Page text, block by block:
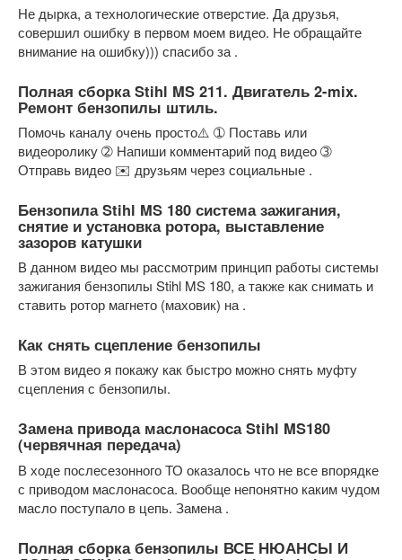
Не дырка, а технологические отверстие. Да друзья,
совершил ошибку в первом моем видео. Не обращайте
внимание на ошибку))) спасибо за .
Полная сборка Stihl MS 211. Двигатель 2-mix.
Ремонт бензопилы штиль.
Помочь каналу очень просто⚠️ ➀ Поставь или
видеоролику ➁ Напиши комментарий под видео ➂
Отправь видео ✉️ друзьям через социальные .
Бензопила Stihl MS 180 система зажигания,
снятие и установка ротора, выставление
зазоров катушки
В данном видео мы рассмотрим принцип работы системы
зажигания бензопилы Stihl MS 180, а также как снимать и
ставить ротор магнето (маховик) на .
Как снять сцепление бензопилы
В этом видео я покажу как быстро можно снять муфту
сцепления с бензопилы.
Замена привода маслонасоса Stihl MS180
(червячная передача)
В ходе послесезонного ТО оказалось что не все впорядке
с приводом маслонасоса. Вообще непонятно каким чудом
масло поступало в цепь. Замена .
Полная сборка бензопилы ВСЕ НЮАНСЫ И